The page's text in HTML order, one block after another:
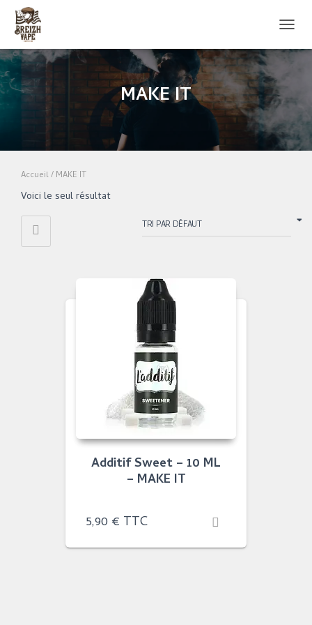
MAKE IT
Accueil/ MAKE IT
Voici le seul résultat
Additif Sweet – 10 ML
– MAKE IT
5,90 € TTC